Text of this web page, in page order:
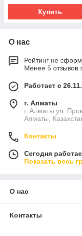
Купить
О нас
Рейтинг не
Менее 5 отзывов
Работает с
г. Алматы
г. Алматы ул.
Алматы,
Контакты
Сегодня
Показать весь
О нас
Контакты